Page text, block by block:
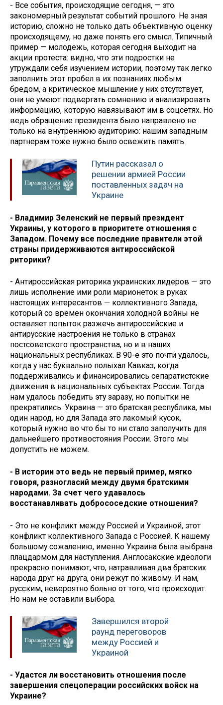
- Все события, происходящие сегодня, — это
закономерный результат событий прошлого. Не зная
историю, сложно не только дать объективную оценку
происходящему, но даже понять его смысл. Типичный
пример — молодежь, которая сегодня выходит на
акции протеста: видно, что эти подростки не
утруждали себя изучением истории, поэтому так легко
заполнить этот пробел в их познаниях любым
бредом, а критическое мышление у них отсутствует,
они не умеют подвергать сомнению и анализировать
информацию, которую навязывают им в соцсетях. Но
ведь обращение президента было направлено не
только на внутреннюю аудиторию: нашим западным
партнерам тоже нужно было освежить память.
Путин рассказал о
решении армией России
поставленных задач на
Украине
- Владимир Зеленский не первый президент
Украины, у которого в приоритете отношения с
Западом. Почему все последние правители этой
страны придерживаются антироссийской
риторики?
- Антироссийская риторика украинских лидеров — это
лишь исполнение ими роли марионеток в руках
настоящих интересантов — коллективного Запада,
который со времен окончания холодной войны не
оставляет попыток разжечь антироссийские и
антирусские настроения не только в странах
постсоветского пространства, но и в наших
национальных республиках. В 90-е это почти удалось,
когда у нас буквально полыхал Кавказ, когда
поддерживались и финансировались сепаратистские
движения в национальных субъектах России. Тогда
нам удалось победить эту заразу, но попытки не
прекратились. Украина — это братская республика, мы
один народ, но для Запада это лакомый кусок,
который нужно во что бы то ни стало заполучить для
дальнейшего противостояния России. Этого мы
допустить не можем.
- В истории это ведь не первый пример, мягко
говоря, разногласий между двумя братскими
народами. За счет чего удавалось
восстанавливать добрососедские отношения?
- Это не конфликт между Россией и Украиной, этот
конфликт коллективного Запада с Россией. К нашему
большому сожалению, именно Украина была выбрана
плацдармом для наступления. Англосакские идеологи
прекрасно понимают, что, натравливая два братских
народа друг на друга, они режут по живому. И нам,
русским, невероятно больно от того, что происходит.
Но нам не оставили выбора.
Завершился второй
раунд переговоров
между Россией и
Украиной
- Удастся ли восстановить отношения после
завершения спецоперации российских войск на
Украине?